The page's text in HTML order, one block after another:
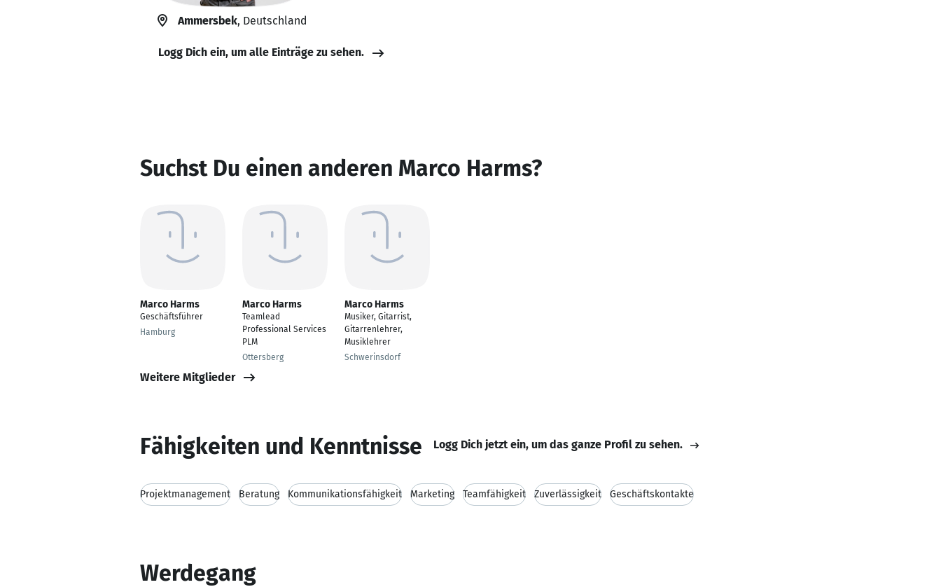
Ammersbek, Deutschland
Logg Dich ein, um alle Einträge zu sehen.
Suchst Du einen anderen Marco Harms?
Marco Harms
Geschäftsführer
Hamburg
Marco Harms
Teamlead
Professional Services
PLM
Ottersberg
Marco Harms
Musiker, Gitarrist,
Gitarrenlehrer,
Musiklehrer
Schwerinsdorf
Weitere Mitglieder
Fähigkeiten und Kenntnisse Logg Dich jetzt ein, um das ganze Profil zu sehen.
Projektmanagement Beratung Kommunikationsfähigkeit Marketing Teamfähigkeit Zuverlässigkeit Geschäftskontakte
Werdegang